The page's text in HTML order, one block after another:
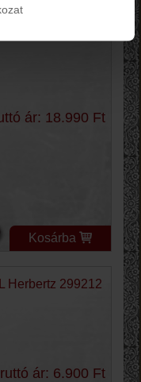
ár: 18.990 Ft
Kosárba
Herbertz 299212
ár: 6.900 Ft